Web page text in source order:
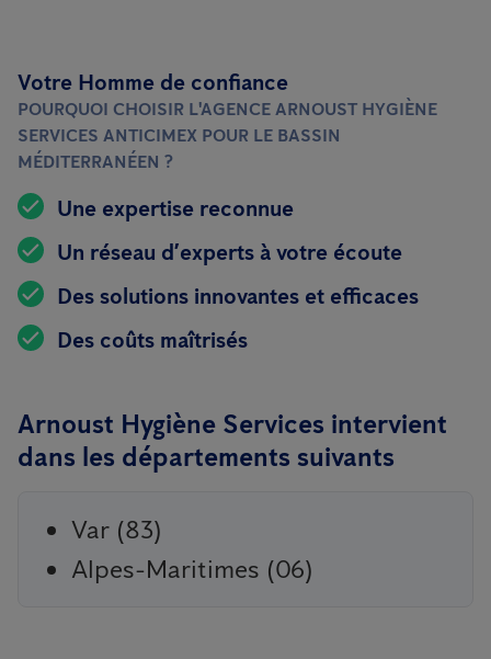
Votre Homme de confiance
POURQUOI CHOISIR L'AGENCE ARNOUST HYGIÈNE
SERVICES ANTICIMEX POUR LE BASSIN
MÉDITERRANÉEN ?
Une expertise reconnue
Un réseau d’experts à votre écoute
Des solutions innovantes et efficaces
Des coûts maîtrisés
Arnoust Hygiène Services intervient
dans les départements suivants
Var (83)
Alpes-Maritimes (06)